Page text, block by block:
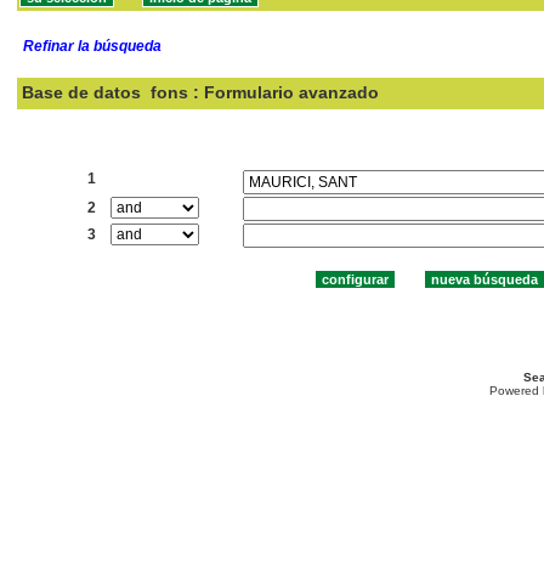
Refinar la búsqueda
Base de datos fons : Formulario avanzado
1
2
3
Powered